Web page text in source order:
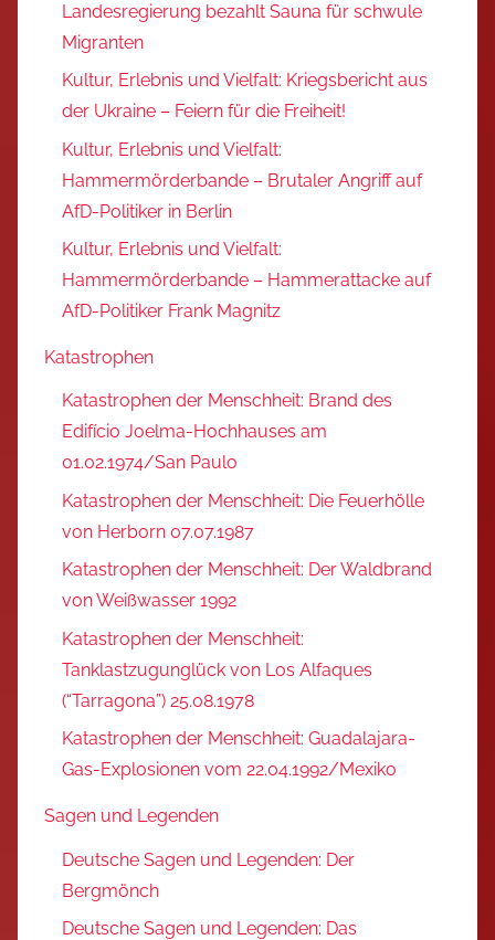
Landesregierung bezahlt Sauna für schwule
Migranten
Kultur, Erlebnis und Vielfalt: Kriegsbericht aus
der Ukraine – Feiern für die Freiheit!
Kultur, Erlebnis und Vielfalt:
Hammermörderbande – Brutaler Angriff auf
AfD-Politiker in Berlin
Kultur, Erlebnis und Vielfalt:
Hammermörderbande – Hammerattacke auf
AfD-Politiker Frank Magnitz
Katastrophen
Katastrophen der Menschheit: Brand des
Edifício Joelma-Hochhauses am
01.02.1974/San Paulo
Katastrophen der Menschheit: Die Feuerhölle
von Herborn 07.07.1987
Katastrophen der Menschheit: Der Waldbrand
von Weißwasser 1992
Katastrophen der Menschheit:
Tanklastzugunglück von Los Alfaques
(“Tarragona”) 25.08.1978
Katastrophen der Menschheit: Guadalajara-
Gas-Explosionen vom 22.04.1992/Mexiko
Sagen und Legenden
Deutsche Sagen und Legenden: Der
Bergmönch
Deutsche Sagen und Legenden: Das